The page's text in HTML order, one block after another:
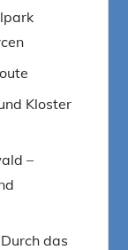
Kloster
–
das